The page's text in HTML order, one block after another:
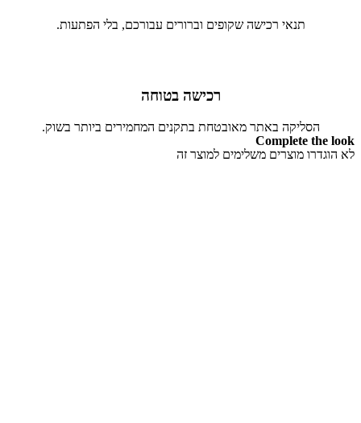
תנאי רכישה שקופים וברורים עבורכם, בלי הפתעות.
רכישה בטוחה
הסליקה באתר מאובטחת בתקנים המחמירים ביותר בשוק.
Complete the look
לא הוגדרו מוצרים משלימים למוצר זה